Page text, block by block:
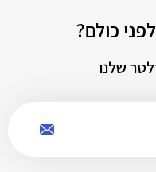
כולם?
שלנו